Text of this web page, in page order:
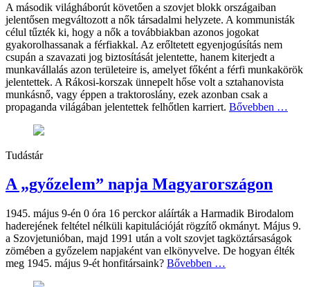
A második világháborút követően a szovjet blokk országaiban
jelentősen megváltozott a nők társadalmi helyzete. A kommunisták
célul tűzték ki, hogy a nők a továbbiakban azonos jogokat
gyakorolhassanak a férfiakkal. Az erőltetett egyenjogúsítás nem
csupán a szavazati jog biztosítását jelentette, hanem kiterjedt a
munkavállalás azon területeire is, amelyet főként a férfi munkakörök
jelentettek. A Rákosi-korszak ünnepelt hőse volt a sztahanovista
munkásnő, vagy éppen a traktoroslány, ezek azonban csak a
propaganda világában jelentettek felhőtlen karriert. Bővebben …
Tudástár
A „győzelem” napja Magyarországon
1945. május 9-én 0 óra 16 perckor aláírták a Harmadik Birodalom
haderejének feltétel nélküli kapitulációját rögzítő okmányt. Május 9.
a Szovjetunióban, majd 1991 után a volt szovjet tagköztársaságok
zömében a győzelem napjaként van elkönyvelve. De hogyan élték
meg 1945. május 9-ét honfitársaink? Bővebben …